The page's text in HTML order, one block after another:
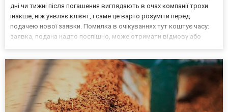
дні чи тижні після погашення виглядають в очах компанії трохи
інакше, ніж уявляє клієнт, і саме це варто розуміти перед
подачею нової заявки. Помилка в очікуваннях тут коштує часу:
заявка, подана надто поспішно, може отримати відмову або